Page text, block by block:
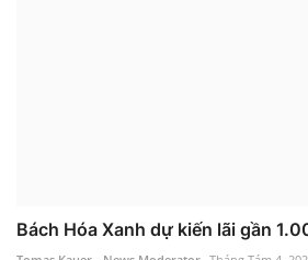
Bách Hóa Xanh dự kiến lãi gần